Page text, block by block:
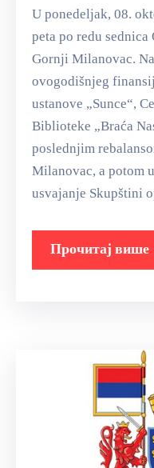
U ponedeljak, 08.
peta po redu
Gornji Milanovac.
ovogodišnjeg
ustanove „Sunce“,
Biblioteke „Braća
poslednjim
Milanovac, a potom
usvajanje Skupštini
Прочитај више